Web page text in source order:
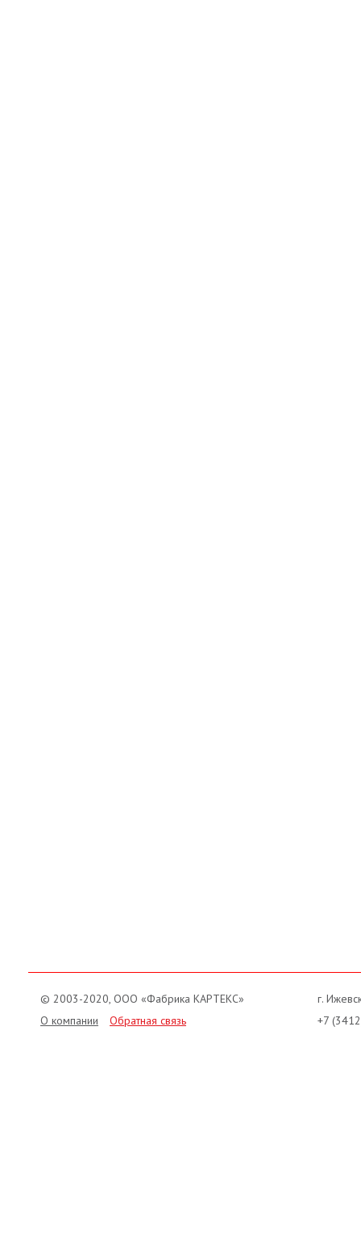
© 2003-2020, ООО «Фабрика КАРТЕКС»
О компании
Обратная связь
г.
+7